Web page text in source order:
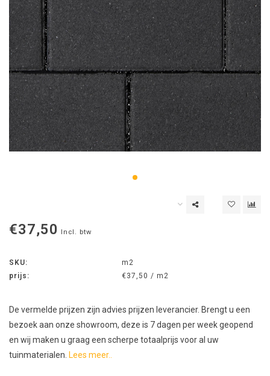
€37,50 Incl. btw
SKU:
m2
prijs:
€37,50 / m2
De vermelde prijzen zijn advies prijzen leverancier. Brengt u een
bezoek aan onze showroom, deze is 7 dagen per week geopend
en wij maken u graag een scherpe totaalprijs voor al uw
tuinmaterialen. Lees meer..